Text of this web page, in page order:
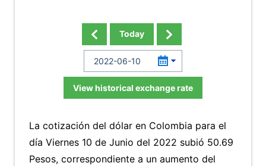
Today
View historical exchange rate
La cotización del dólar en Colombia para el
día Viernes 10 de Junio del 2022 subió 50.69
Pesos, correspondiente a un aumento del